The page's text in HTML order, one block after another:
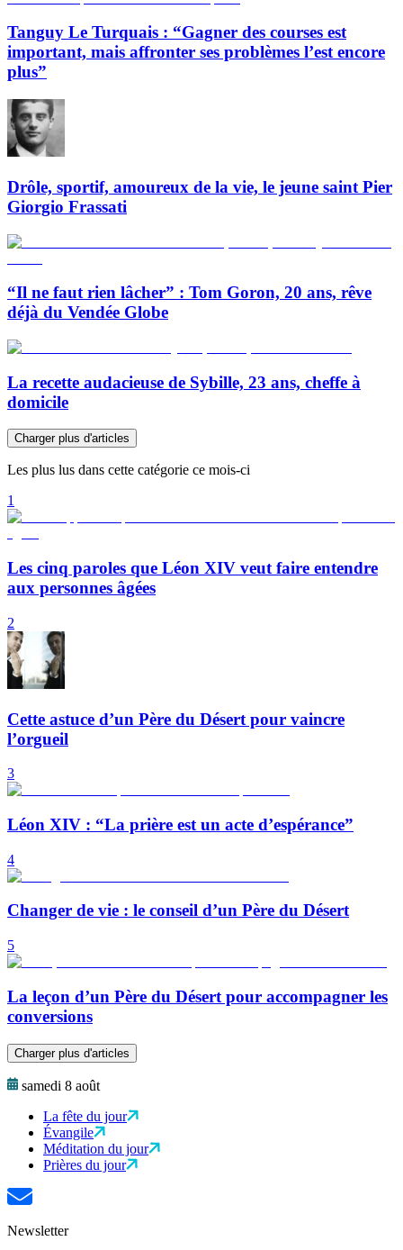
Tanguy Le Turquais : “Gagner des courses est
important, mais affronter ses problèmes l’est encore
plus”
Drôle, sportif, amoureux de la vie, le jeune saint Pier
Giorgio Frassati
“Il ne faut rien lâcher” : Tom Goron, 20 ans, rêve
déjà du Vendée Globe
La recette audacieuse de Sybille, 23 ans, cheffe à
domicile
Charger plus d'articles
Les plus lus dans cette catégorie ce mois-ci
1
Les cinq paroles que Léon XIV veut faire entendre
aux personnes âgées
2
Cette astuce d’un Père du Désert pour vaincre
l’orgueil
3
Léon XIV : “La prière est un acte d’espérance”
4
Changer de vie : le conseil d’un Père du Désert
5
La leçon d’un Père du Désert pour accompagner les
conversions
Charger plus d'articles
samedi 8 août
La fête du jour
Évangile
Méditation du jour
Prières du jour
Newsletter